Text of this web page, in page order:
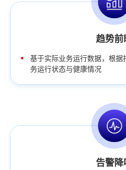
趋势前
基于实际业务运行数据，根
务运行状态与健康情况
告警降